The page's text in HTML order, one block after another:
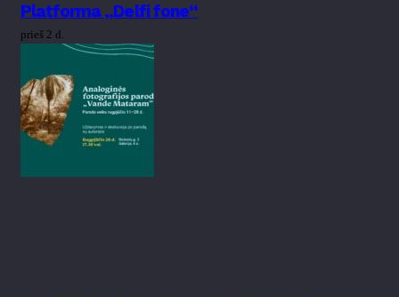
Platforma „Delfi fone“
prieš 2 d.